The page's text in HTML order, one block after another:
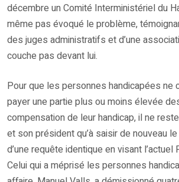
décembre un Comité Interministériel du
même pas évoqué le problème,
des juges administratifs et d’une
couche pas devant lui.
Pour que les personnes handicapées ne
payer une partie plus ou moins élevée
compensation de leur handicap, il ne
et son président qu’à saisir de nouveau le
d’une requête identique en visant l’actuel
Celui qui a méprisé les personnes